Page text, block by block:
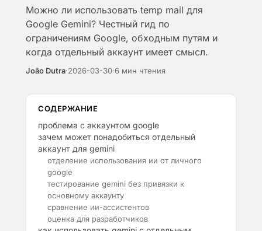
Можно ли использовать temp mail для
Google Gemini? Честный гид по
ограничениям Google, обходным путям и
когда отдельный аккаунт имеет смысл.
João Dutra·2026-03-30·6 мин чтения
СОДЕРЖАНИЕ
проблема с аккаунтом google
зачем может понадобиться отдельный
аккаунт для gemini
отделение использования ии от личного
google
тестирование gemini без привязки к
основному аккаунту
сравнение ии-ассистентов
оценка для разработчиков